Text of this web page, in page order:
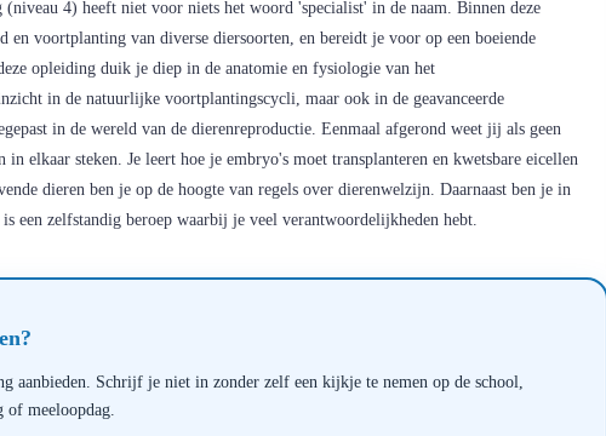
4) heeft niet voor niets het woord 'specialist' in de naam. Binnen deze
voortplanting van diverse diersoorten, en bereidt je voor op een boeiende
opleiding duik je diep in de anatomie en fysiologie van het
in de natuurlijke voortplantingscycli, maar ook in de geavanceerde
in de wereld van de dierenreproductie. Eenmaal afgerond weet jij als geen
elkaar steken. Je leert hoe je embryo's moet transplanteren en kwetsbare eicellen
dieren ben je op de hoogte van regels over dierenwelzijn. Daarnaast ben je in
een zelfstandig beroep waarbij je veel verantwoordelijkheden hebt.
aanbieden. Schrijf je niet in zonder zelf een kijkje te nemen op de school,
of meeloopdag.